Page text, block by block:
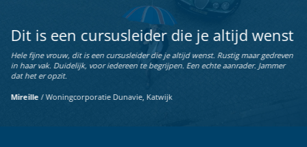
Dit is een cursusleider die je altijd wenst
Hele fijne vrouw, dit is een cursusleider die je altijd wenst. Rustig maar gedreven
in haar vak. Duidelijk, voor iedereen te begrijpen. Een echte aanrader. Jammer
dat het er opzit.
Mireille /Woningcorporatie Dunavie, Katwijk